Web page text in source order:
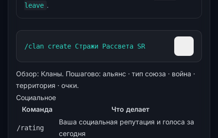
leave .
/clan create Стражи Рассвета SR
Обзор: Кланы. Пошагово: альянс · тип союза · война ·
территория · очки.
Социальное
Команда Что делает
/rating
Ваша социальная репутация и голоса за
сегодня